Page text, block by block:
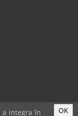
a integra în OK